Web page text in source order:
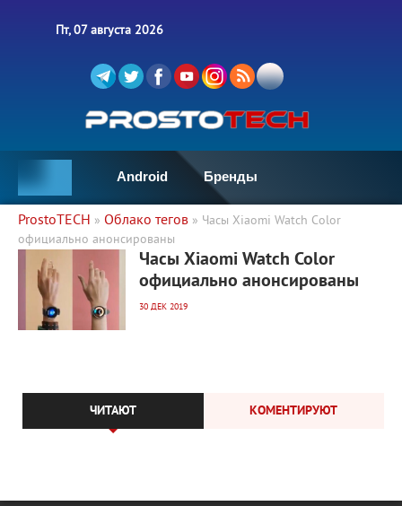
Пт, 07 августа 2026
Android Бренды
ProstoTECH » Облако тегов » Часы Xiaomi Watch Color
официально анонсированы
3 979 0
Часы Xiaomi Watch Color
официально анонсированы
30 ДЕК 2019
ЧИТАЮТ КОМЕНТИРУЮТ